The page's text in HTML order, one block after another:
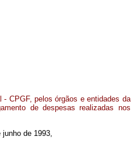
- CPGF, pelos órgãos e entidades da
de despesas realizadas nos
de 1993,